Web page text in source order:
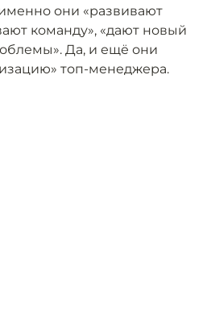
они «развивают
команду», «дают новый
Да, и ещё они
топ-менеджера.